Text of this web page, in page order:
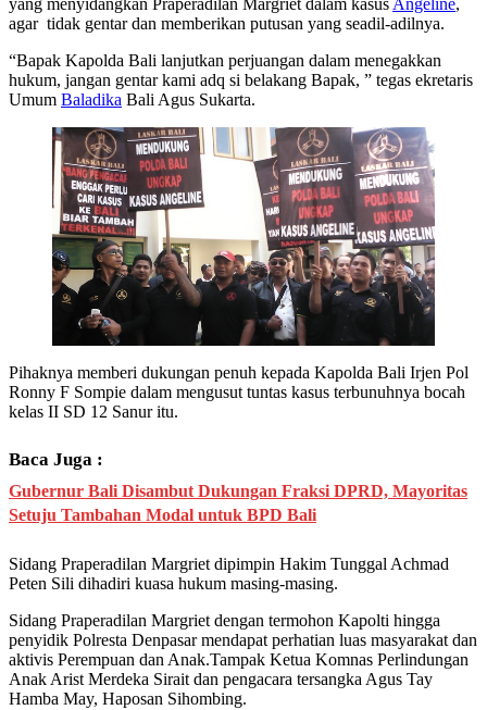
yang menyidangkan Praperadilan Margriet dalam kasus Angeline,
agar tidak gentar dan memberikan putusan yang seadil-adilnya.
“Bapak Kapolda Bali lanjutkan perjuangan dalam menegakkan
hukum, jangan gentar kami adq si belakang Bapak, ” tegas ekretaris
Umum Baladika Bali Agus Sukarta.
Pihaknya memberi dukungan penuh kepada Kapolda Bali Irjen Pol
Ronny F Sompie dalam mengusut tuntas kasus terbunuhnya bocah
kelas II SD 12 Sanur itu.
Baca Juga :
Gubernur Bali Disambut Dukungan Fraksi DPRD, Mayoritas
Setuju Tambahan Modal untuk BPD Bali
Sidang Praperadilan Margriet dipimpin Hakim Tunggal Achmad
Peten Sili dihadiri kuasa hukum masing-masing.
Sidang Praperadilan Margriet dengan termohon Kapolti hingga
penyidik Polresta Denpasar mendapat perhatian luas masyarakat dan
aktivis Perempuan dan Anak.Tampak Ketua Komnas Perlindungan
Anak Arist Merdeka Sirait dan pengacara tersangka Agus Tay
Hamba May, Haposan Sihombing.